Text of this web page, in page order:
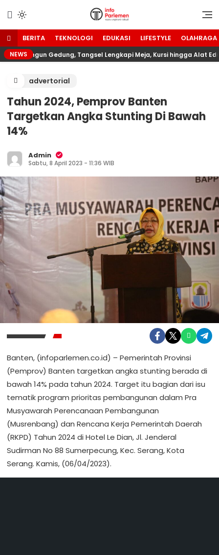
konten
Info Parlemen
Suara Aspirasi Rakyat
BERITA TEKNOLOGI EDUKASI LIFESTYLE OLAHRAGA
NEWS
Bangun Gedung, Tangsel Lengkapi Meja, Kursi hingga Alat
advertorial
Tahun 2024, Pemprov Banten
Targetkan Angka Stunting Di Bawah
14%
Admin
Sabtu, 8 April 2023 - 11:36 WIB
Banten, (infoparlemen.co.id) – Pemerintah Provinsi
(Pemprov) Banten targetkan angka stunting berada di
bawah 14% pada tahun 2024. Target itu bagian dari isu
tematik program prioritas pembangunan dalam Pra
Musyawarah Perencanaan Pembangunan
(Musrenbang) dan Rencana Kerja Pemerintah Daerah
(RKPD) Tahun 2024 di Hotel Le Dian, Jl. Jenderal
Sudirman No 88 Sumerpecung, Kec. Serang, Kota
Serang. Kamis, (06/04/2023).